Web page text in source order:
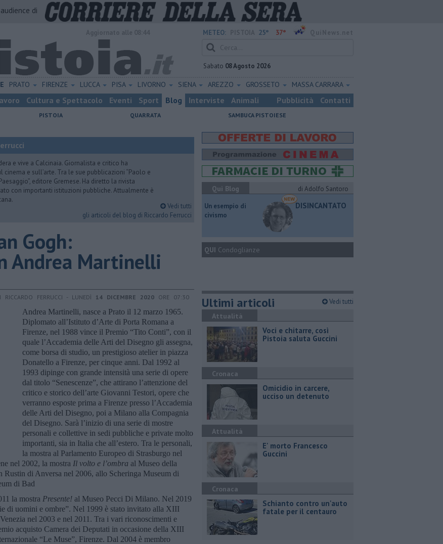
di
METEO: 25° 37°
Sabato 08 Agosto 2026
PRATO FIRENZE LUCCA PISA LIVORNO SIENA AREZZO GROSSETO MASSA CARRARA
Cultura e Spettacolo Eventi Sport Blog Interviste Animali Pubblicità Contatti
PISTOIA QUARRATA SAMBUCA PISTOIESE
e vive a Calcinaia. Giornalista e critico ha
e sull’arte. Tra le sue pubblicazioni “Paolo e
editore Gremese. Ha diretto la rivista
con importanti istituzioni pubbliche. Attualmente è
Vedi tutti
gli articoli del blog di Riccardo Ferrucci
Gogh:
Andrea Martinelli
RICCARDO FERRUCCI - LUNEDÌ 14 DICEMBRE 2020 ORE 07:30
Andrea Martinelli, nasce a Prato il 12 marzo 1965.
Diplomato all’Istituto d’Arte di Porta Romana a
Firenze, nel 1988 vince il Premio “Tito Conti”, con il
quale l’Accademia delle Arti del Disegno gli assegna,
come borsa di studio, un prestigioso atelier in piazza
Donatello a Firenze, per cinque anni. Dal 1992 al
1993 dipinge con grande intensità una serie di opere
dal titolo “Senescenze”, che attirano l’attenzione del
critico e storico dell’arte Giovanni Testori, opere che
verranno esposte prima a Firenze presso l’Accademia
delle Arti del Disegno, poi a Milano alla Compagnia
del Disegno. Sarà l’inizio di una serie di mostre
personali e collettive in sedi pubbliche e private molto
importanti, sia in Italia che all’estero. Tra le personali,
la mostra al Parlamento Europeo di Strasburgo nel
nel 2002, la mostra Il volto e l’ombra al Museo della
di Anversa nel 2006, allo Scheringa Museum di
di Bad
la mostra Presente! al Museo Pecci Di Milano. Nel 2019
di uomini e ombre”. Nel 1999 è stato invitato alla XIII
nel 2003 e nel 2011. Tra i vari riconoscimenti e
acquisto Camera dei Deputati in occasione della XIII
“Le Muse”, Firenze. Dal 2004 è membro
Qui Blog
di Adolfo Santoro
​Un esempio di
civismo
DISINCANTATO
QUI Condoglianze
Ultimi articoli Vedi tutti
Attualità
Voci e chitarre, così
Pistoia saluta Guccini
Cronaca
Omicidio in carcere,
ucciso un detenuto
Attualità
E' morto Francesco
Guccini
Cronaca
Schianto contro un'auto
fatale per il centauro